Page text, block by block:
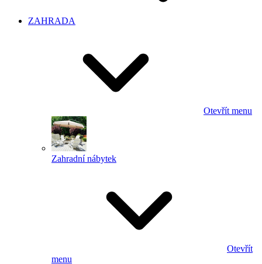
ZAHRADA
Otevřít menu
Zahradní nábytek
Otevřít
menu